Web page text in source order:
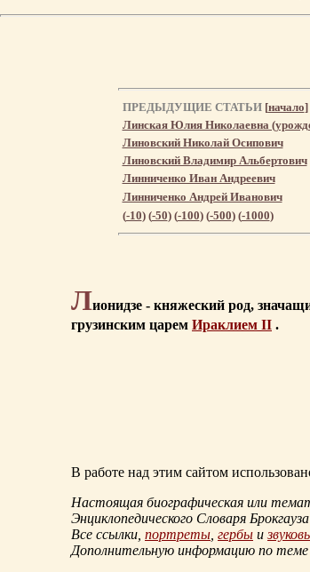
ПРЕДЫДУЩИЕ СТАТЬИ [начало]
Линская Юлия Николаевна
Линовский Николай Осипович
Линовский Владимир Альбертович
Линниченко Иван Андреевич
Линниченко Андрей Иванович
(-10) (-50) (-100) (-500) (-1000)
Лионидзе - княжеский род,
грузинским царем Ираклием II .
В работе над этим сайтом
Настоящая биографическая или
Энциклопедического Словаря
Все ссылки, портреты, гербы и
Дополнительную информацию по